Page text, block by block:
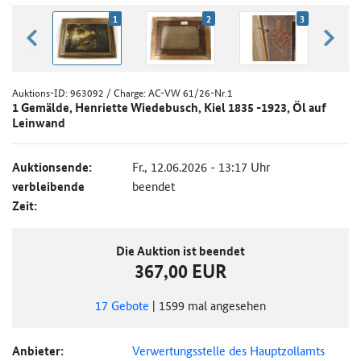
zurück blättern
1 2 3
Auktions-ID:963092 / Charge: AC-VW 61/26-Nr.1
1 Gemälde, Henriette Wiedebusch, Kiel 1835 -1923, Öl auf
Leinwand
Auktionsende: Fr., 12.06.2026 - 13:17 Uhr
verbleibende
Zeit:
beendet
Die Auktion ist beendet
367,00 EUR
17 Gebote | 1599 mal angesehen
Anbieter: Verwertungsstelle des Hauptzollamts